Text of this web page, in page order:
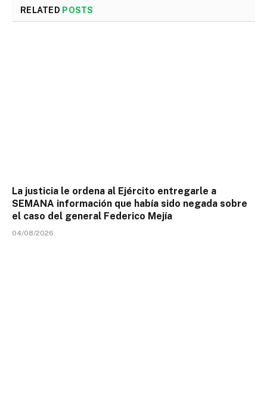
RELATED POSTS
La justicia le ordena al Ejército entregarle a
SEMANA información que había sido negada sobre
el caso del general Federico Mejía
04/08/2026